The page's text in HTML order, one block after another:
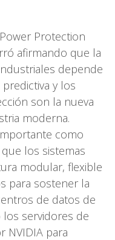
Protection
afirmando que la
depende
predictiva y los
son la nueva
moderna.
como
los sistemas
modular, flexible
para sostener la
de datos de
los servidores de
NVIDIA para